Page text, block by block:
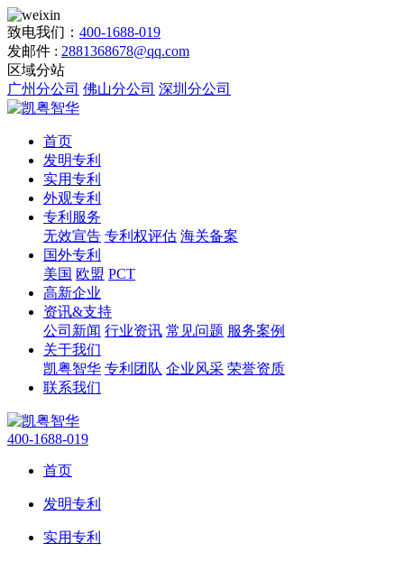
致电我们： 400-1688-019
发邮件 : 2881368678@qq.com
区域分站
广州分公司 佛山分公司 深圳分公司
首页
发明专利
实用专利
外观专利
专利服务
无效宣告 专利权评估 海关备案
国外专利
美国 欧盟 PCT
高新企业
资讯&支持
公司新闻 行业资讯 常见问题 服务案例
关于我们
凯粤智华 专利团队 企业风采 荣誉资质
联系我们
400-1688-019
首页
发明专利
实用专利